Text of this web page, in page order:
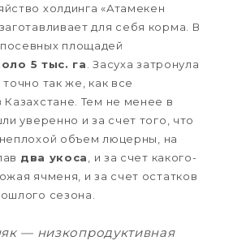
холдинга «Атамекен
для себя корма. В
площадей
5 тыс. га . Засуха затронула
так же, как все
Казахстане. Тем не менее в
уверенно и за счет того, что
объем люцерны, на
два укоса
, и за счет какого-
ячменя, и за счет остатков
сезона.
— низкопродуктивная